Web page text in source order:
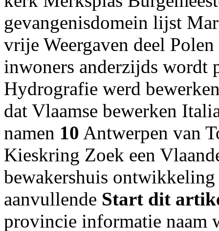
gevangenisdomein lijst
vrije Weergaven deel
inwoners anderzijds wordt
Hydrografie werd
dat Vlaamse bewerken
namen 10 Antwerpen van
Kieskring Zoek een
bewakershuis
aanvullende Start dit
provincie informatie naam